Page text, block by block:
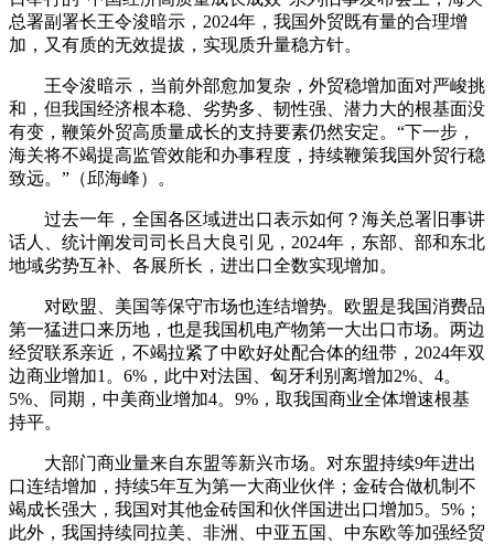
总署副署长王令浚暗示，2024年，我国外贸既有量的合理增
加，又有质的无效提拔，实现质升量稳方针。
王令浚暗示，当前外部愈加复杂，外贸稳增加面对严峻挑
和，但我国经济根本稳、劣势多、韧性强、潜力大的根基面没
有变，鞭策外贸高质量成长的支持要素仍然安定。“下一步，
海关将不竭提高监管效能和办事程度，持续鞭策我国外贸行稳
致远。”（邱海峰）。
过去一年，全国各区域进出口表示如何？海关总署旧事讲
话人、统计阐发司司长吕大良引见，2024年，东部、部和东北
地域劣势互补、各展所长，进出口全数实现增加。
对欧盟、美国等保守市场也连结增势。欧盟是我国消费品
第一猛进口来历地，也是我国机电产物第一大出口市场。两边
经贸联系亲近，不竭拉紧了中欧好处配合体的纽带，2024年双
边商业增加1。6%，此中对法国、匈牙利别离增加2%、4。
5%、同期，中美商业增加4。9%，取我国商业全体增速根基
持平。
大部门商业量来自东盟等新兴市场。对东盟持续9年进出
口连结增加，持续5年互为第一大商业伙伴；金砖合做机制不
竭成长强大，我国对其他金砖国和伙伴国进出口增加5。5%；
此外，我国持续同拉美、非洲、中亚五国、中东欧等加强经贸